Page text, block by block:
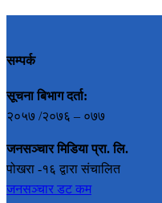
सम्पर्क
सूचना बिभाग दर्ता:
२०५७ /२०७६ – ०७७
जनसञ्चार मिडिया प्रा. लि.
पोखरा -१६ द्वारा संचालित
जनसञ्चार डट कम